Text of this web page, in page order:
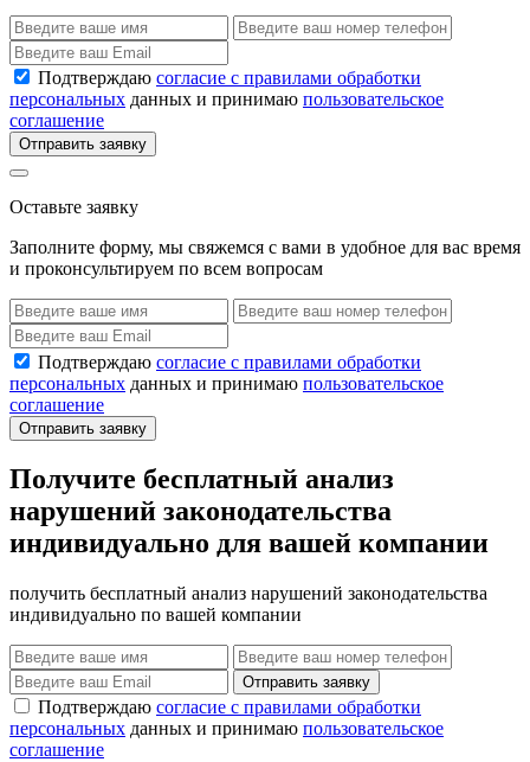
Подтверждаю согласие с правилами обработки
персональных данных и принимаю пользовательское
соглашение
Отправить заявку
Оставьте заявку
Заполните форму, мы свяжемся с вами в удобное для вас время
и проконсультируем по всем вопросам
Подтверждаю согласие с правилами обработки
персональных данных и принимаю пользовательское
соглашение
Отправить заявку
Получите бесплатный анализ
нарушений законодательства
индивидуально для вашей компании
получить бесплатный анализ нарушений законодательства
индивидуально по вашей компании
Отправить заявку
Подтверждаю согласие с правилами обработки
персональных данных и принимаю пользовательское
соглашение